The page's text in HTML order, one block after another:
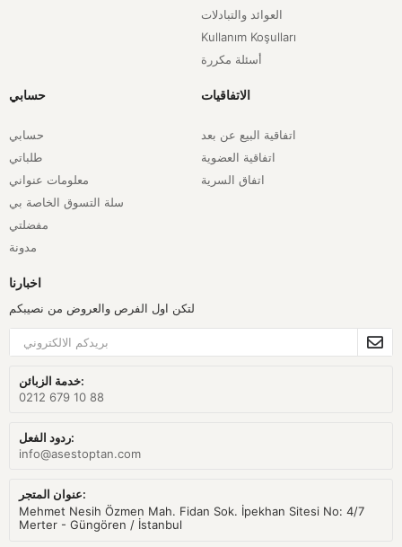
العوائد والتبادلات
Kullanım Koşulları
أسئلة مكررة
حسابي
حسابي
طلباتي
معلومات عنواني
سلة التسوق الخاصة بي
مفضلتي
مدونة
الاتفاقيات
اتفاقية البيع عن بعد
اتفاقية العضوية
اتفاق السرية
اخبارنا
لتكن اول الفرص والعروض من نصيبكم
خدمة الزبائن:
0212 679 10 88
ردود الفعل:
info@asestoptan.com
عنوان المتجر:
Mehmet Nesih Özmen Mah. Fidan Sok. İpekhan Sitesi No: 4/7
Merter - Güngören / İstanbul